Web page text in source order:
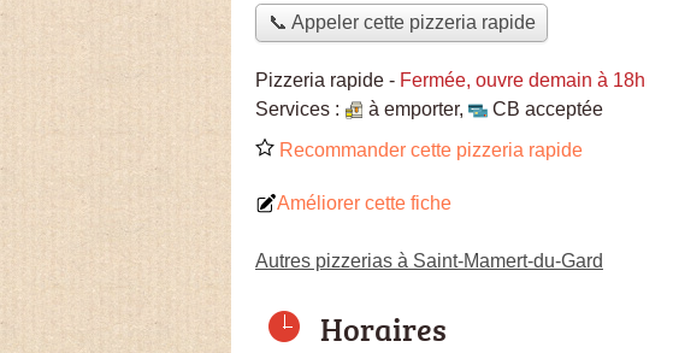
📞 Appeler cette pizzeria rapide
Pizzeria rapide - Fermée, ouvre demain à 18h
Services :
à emporter,
CB acceptée
Recommander cette pizzeria rapide
Améliorer cette fiche
Autres pizzerias à Saint-Mamert-du-Gard
Horaires